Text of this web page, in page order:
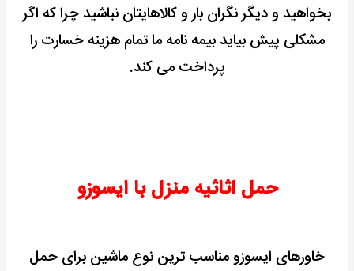
بخواهید و دیگر نگران بار و کالاهایتان نباشید چرا که اگر
مشکلی پیش بیاید بیمه نامه ما تمام هزینه خسارت را
پرداخت می کند.
حمل اثاثیه منزل با ایسوزو
خاورهای ایسوزو مناسب ترین نوع ماشین برای حمل